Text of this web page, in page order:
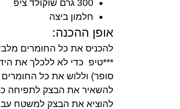
300 גרם שוקולד ציפ
חלמון ביצה
אופן ההכנה:
להכניס את כל החומרים
***טיפ  כדי לא ללכלך את הידיים ואת
סופר) וללוש את כל
להשאיר את הבצק לתפיחה כ-20
להוציא את הבצק למשטח